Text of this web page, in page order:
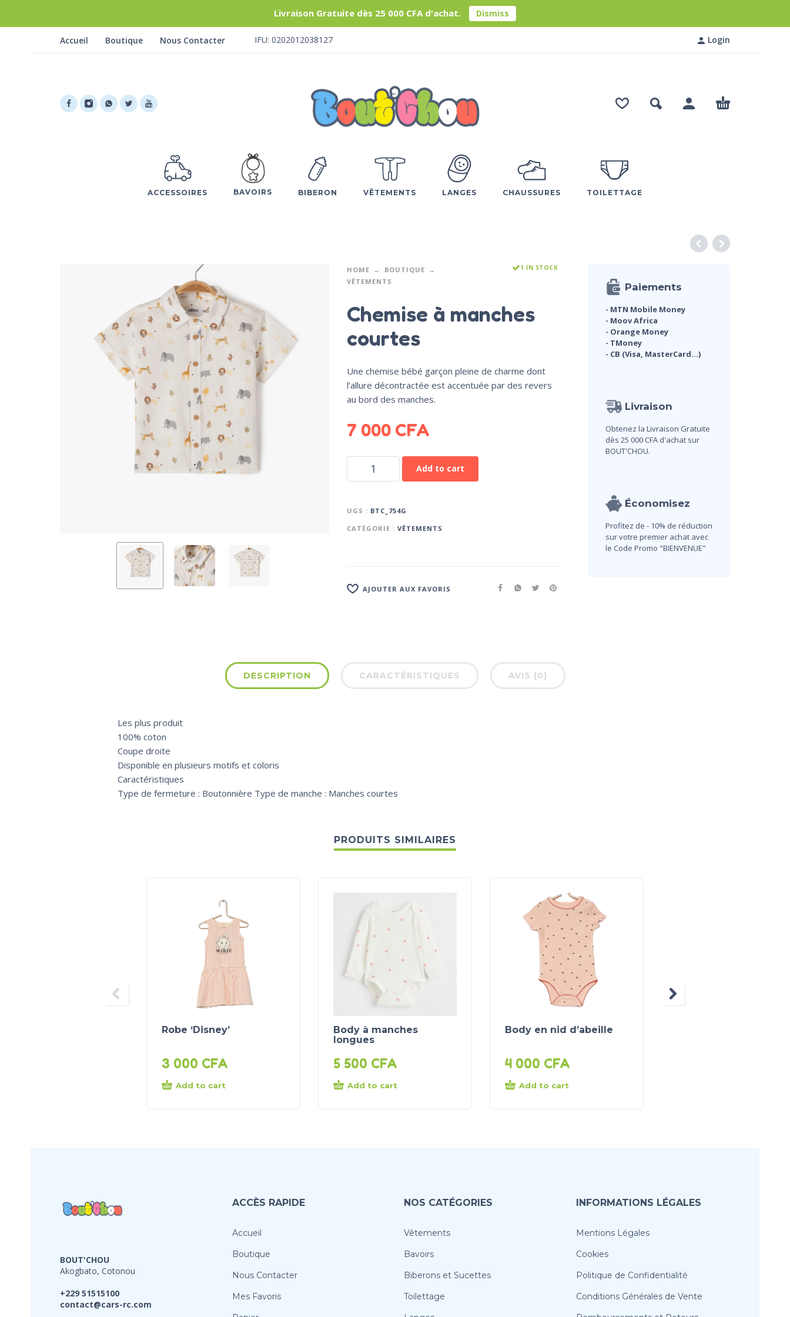
Livraison Gratuite dès 25 000 CFA d'achat. Dismiss
Accueil Boutique Nous Contacter IFU: 0202012038127 Login
ACCESSOIRES BAVOIRS BIBERON VÊTEMENTS LANGES CHAUSSURES TOILETTAGE
HOME
BOUTIQUE
VÊTEMENTS
1 IN STOCK
Chemise à manches
courtes
Une chemise bébé garçon pleine de charme dont
l’allure décontractée est accentuée par des revers
au bord des manches.
7 000 CFA
Add to cart
UGS : BTC_754G
CATÉGORIE : VÊTEMENTS
AJOUTER AUX FAVORIS
Paiements
- MTN Mobile Money
- Moov Africa
- Orange Money
- TMoney
- CB (Visa, MasterCard...)
Livraison
Obtenez la Livraison Gratuite
dès 25 000 CFA d'achat sur
BOUT'CHOU.
Économisez
Profitez de - 10% de réduction
sur votre premier achat avec
le Code Promo "BIENVENUE"
DESCRIPTION CARACTÉRISTIQUES AVIS (0)
Les plus produit
100% coton
Coupe droite
Disponible en plusieurs motifs et coloris
Caractéristiques
Type de fermeture : Boutonnière Type de manche : Manches courtes
PRODUITS SIMILAIRES
Robe ‘Disney’
3 000 CFA
Add to cart
Body à manches
longues
5 500 CFA
Add to cart
Body en nid d’abeille
4 000 CFA
Add to cart
BOUT'CHOU
Akogbato, Cotonou
+229 51515100
contact@cars-rc.com
ACCÈS RAPIDE
Accueil
Boutique
Nous Contacter
Mes Favoris
NOS CATÉGORIES
Vêtements
Bavoirs
Biberons et Sucettes
Toilettage
INFORMATIONS LÉGALES
Mentions Légales
Cookies
Politique de Confidentialité
Conditions Générales de Vente